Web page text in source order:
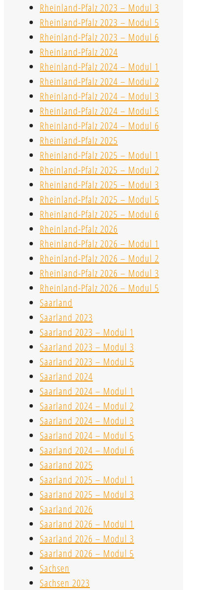
Rheinland-Pfalz 2023 – Modul 3
Rheinland-Pfalz 2023 – Modul 5
Rheinland-Pfalz 2023 – Modul 6
Rheinland-Pfalz 2024
Rheinland-Pfalz 2024 – Modul 1
Rheinland-Pfalz 2024 – Modul 2
Rheinland-Pfalz 2024 – Modul 3
Rheinland-Pfalz 2024 – Modul 5
Rheinland-Pfalz 2024 – Modul 6
Rheinland-Pfalz 2025
Rheinland-Pfalz 2025 – Modul 1
Rheinland-Pfalz 2025 – Modul 2
Rheinland-Pfalz 2025 – Modul 3
Rheinland-Pfalz 2025 – Modul 5
Rheinland-Pfalz 2025 – Modul 6
Rheinland-Pfalz 2026
Rheinland-Pfalz 2026 – Modul 1
Rheinland-Pfalz 2026 – Modul 2
Rheinland-Pfalz 2026 – Modul 3
Rheinland-Pfalz 2026 – Modul 5
Saarland
Saarland 2023
Saarland 2023 – Modul 1
Saarland 2023 – Modul 3
Saarland 2023 – Modul 5
Saarland 2024
Saarland 2024 – Modul 1
Saarland 2024 – Modul 2
Saarland 2024 – Modul 3
Saarland 2024 – Modul 5
Saarland 2024 – Modul 6
Saarland 2025
Saarland 2025 – Modul 1
Saarland 2025 – Modul 3
Saarland 2026
Saarland 2026 – Modul 1
Saarland 2026 – Modul 3
Saarland 2026 – Modul 5
Sachsen
Sachsen 2023